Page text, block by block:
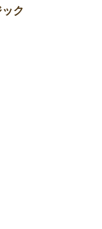
ク